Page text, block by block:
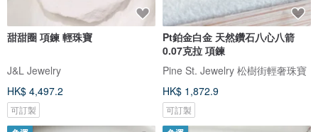
甜甜圈 項鍊 輕珠寶
J&L Jewelry
HK$ 4,497.2
可訂製
Pt鉑金白金 天然鑽石八心八箭
0.07克拉 項鍊
Pine St. Jewelry 松樹街輕奢珠寶
HK$ 1,872.9
可訂製